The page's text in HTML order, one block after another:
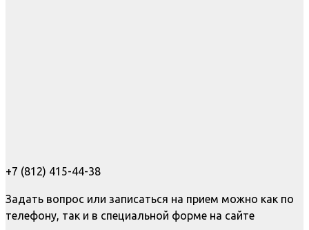
+7 (812) 415-44-38
Задать вопрос или записаться на прием можно как по
телефону, так и в специальной форме на сайте